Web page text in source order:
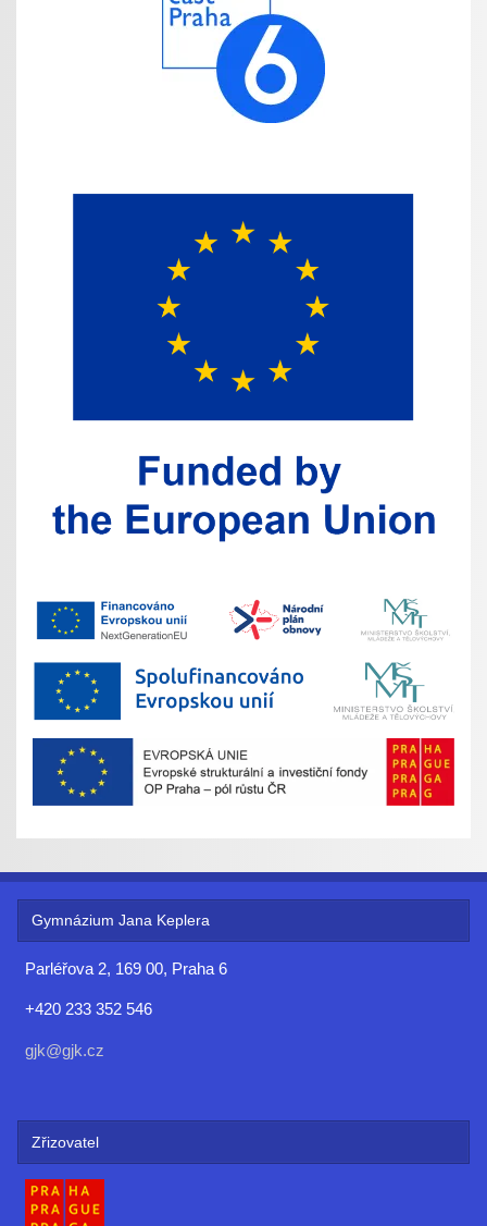
Gymnázium Jana Keplera
Parléřova 2, 169 00, Praha 6
+420 233 352 546
gjk@gjk.cz
Zřizovatel